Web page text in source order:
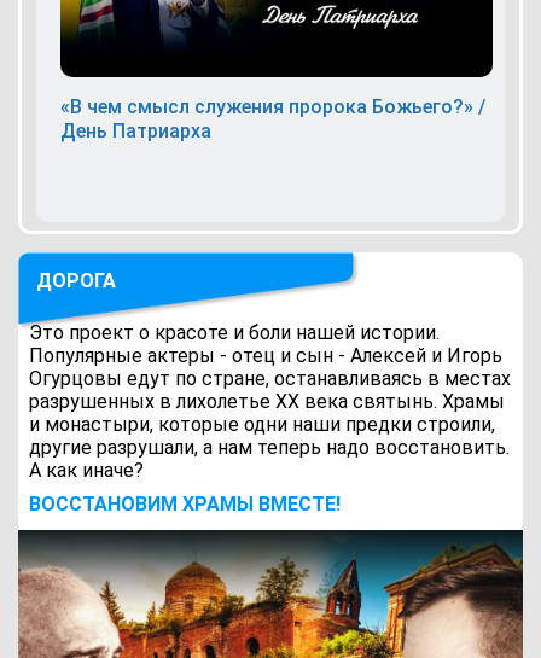
«В чем смысл служения пророка Божьего?» /
День Патриарха
ДОРОГА
Это проект о красоте и боли нашей истории.
Популярные актеры - отец и сын - Алексей и Игорь
Огурцовы едут по стране, останавливаясь в местах
разрушенных в лихолетье ХХ века святынь. Храмы
и монастыри, которые одни наши предки строили,
другие разрушали, а нам теперь надо восстановить.
А как иначе?
ВОCСТАНОВИМ ХРАМЫ ВМЕСТЕ!